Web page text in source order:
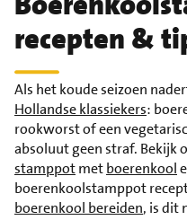
recepten &
Als het koude seizoen
Hollandse klassiekers:
rookworst of een
absoluut geen straf. Bekijk
stamppotmetboerenkool
boerenkoolstamppot
boerenkool bereiden, is dit